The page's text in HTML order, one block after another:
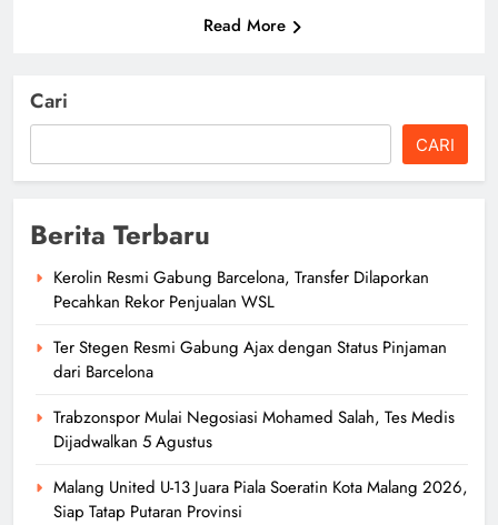
Read More
Cari
CARI
Berita Terbaru
Kerolin Resmi Gabung Barcelona, Transfer Dilaporkan
Pecahkan Rekor Penjualan WSL
Ter Stegen Resmi Gabung Ajax dengan Status Pinjaman
dari Barcelona
Trabzonspor Mulai Negosiasi Mohamed Salah, Tes Medis
Dijadwalkan 5 Agustus
Malang United U-13 Juara Piala Soeratin Kota Malang 2026,
Siap Tatap Putaran Provinsi